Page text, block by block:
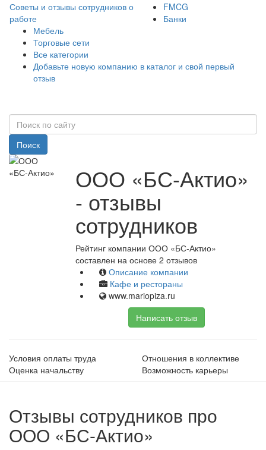
Советы и отзывы сотрудников о
работе
FMCG
Банки
Мебель
Торговые сети
Все категории
Добавьте новую компанию в каталог и свой первый
отзыв
Поиск
ООО «БС-Актио»
- отзывы
сотрудников
Рейтинг компании ООО «БС-Актио»
составлен на основе 2 отзывов
Описание компании
Кафе и рестораны
www.mariopiza.ru
Написать отзыв
Условия оплаты труда
Отношения в коллективе
Оценка начальству
Возможность карьеры
Отзывы сотрудников про
ООО «БС-Актио»